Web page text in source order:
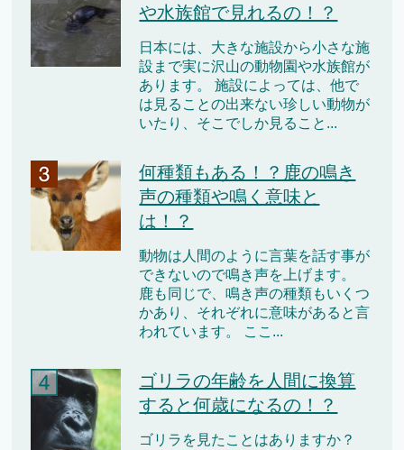
や水族館で見れるの！？
日本には、大きな施設から小さな施
設まで実に沢山の動物園や水族館が
あります。 施設によっては、他で
は見ることの出来ない珍しい動物が
いたり、そこでしか見ること...
何種類もある！？鹿の鳴き
声の種類や鳴く意味と
は！？
動物は人間のように言葉を話す事が
できないので鳴き声を上げます。
鹿も同じで、鳴き声の種類もいくつ
かあり、それぞれに意味があると言
われています。 ここ...
ゴリラの年齢を人間に換算
すると何歳になるの！？
ゴリラを見たことはありますか？